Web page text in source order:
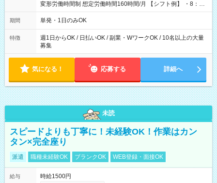
変形労働時間制 想定労働時間160時間/月 【シフト例】 ・8：00
～21：00
期間 単発・1日のみOK
特徴
週1日からOK / 日払いOK / 副業・WワークOK / 10名以上の大量
募集
気になる！ 応募する 詳細へ
未読
スピードよりも丁寧に！未経験OK！作業はカン
タン×完全座り
派遣 職種未経験OK ブランクOK WEB登録・面接OK
給与
時給1500円